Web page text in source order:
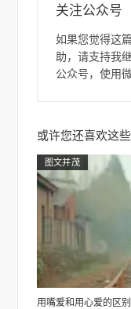
关注公众号
如果您觉得这
助，请支持我
公众号，使用
或许您还喜欢这
图文并茂
用嘴爱和用心爱的区别